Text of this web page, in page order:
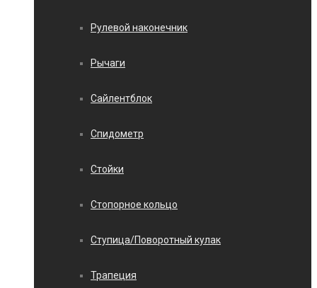
Рулевой наконечник
Рычаги
Сайлентблок
Спидометр
Стойки
Стопорное кольцо
Ступица/Поворотный кулак
Трапеция